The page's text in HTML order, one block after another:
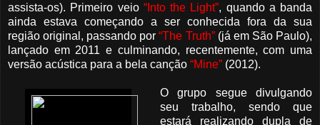
assista-os). Primeiro veio “Into the Light”, quando a banda
ainda estava começando a ser conhecida fora da sua
região original, passando por“The Truth”(já em São Paulo),
lançado em 2011 e culminando, recentemente, com uma
versão acústica para a bela canção “Mine” (2012).
O grupo segue divulgando
seu trabalho, sendo que
estará realizando dupla de